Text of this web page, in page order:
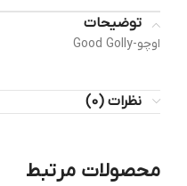
توضیحات
اوچو-Good Golly
نظرات (0)
محصولات مرتبط